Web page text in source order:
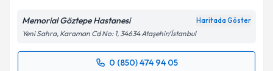
Memorial Göztepe Hastanesi Haritada Göster
Yeni Sahra, Karaman Cd No: 1, 34634 Ataşehir/İstanbul
0 (850) 474 94 05